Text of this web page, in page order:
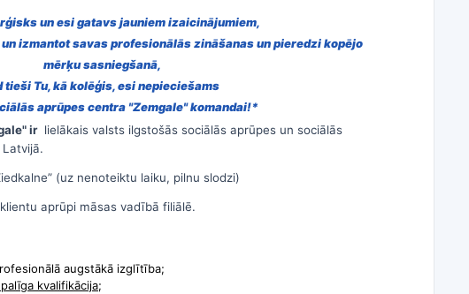
un esi gatavs jauniem izaicinājumiem,
izmantot savas profesionālās zināšanas un pieredzi kopējo
mērķusasniegšanā,
tieši Tu, kā kolēģis, esi nepieciešams
aprūpes centra "Zemgale" komandai!*
ir lielākais valsts ilgstošās sociālās aprūpes un sociālās
(uz nenoteiktu laiku, pilnu slodzi)
aprūpi māsas vadībā filiālē.
augstākā izglītība;
kvalifikācija;